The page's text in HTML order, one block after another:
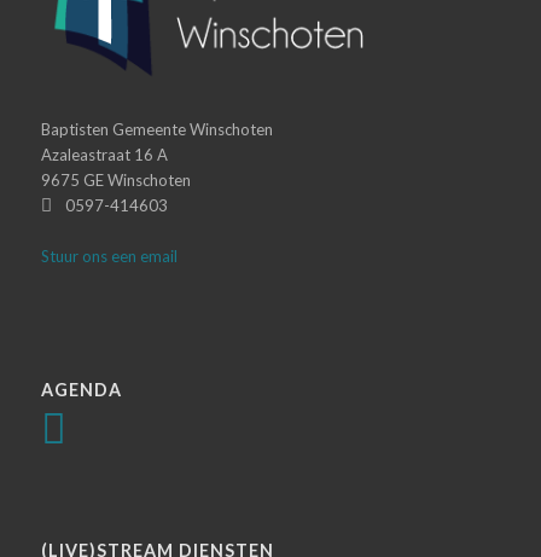
Baptisten Gemeente Winschoten
Azaleastraat 16 A
9675 GE Winschoten
0597-414603
Stuur ons een email
AGENDA
(LIVE)STREAM DIENSTEN